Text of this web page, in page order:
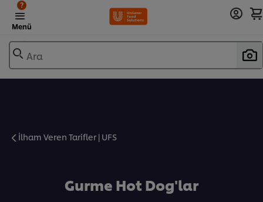
Menü
?
Ara
İlham Veren Tarifler | UFS
Gurme Hot Dog'lar